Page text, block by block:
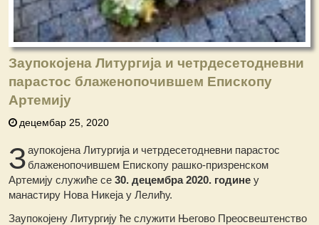
Заупокојена Литургија и четрдесетодневни
парастос блаженопочившем Епископу
Артемију
децембар 25, 2020
Заупокојена Литургија и четрдесетодневни парастос
блаженопочившем Епископу рашко-призренском
Артемију служиће се30. децембра 2020. године у
манастиру Нова Никеја у Лелићу.
Заупокојену Литургију ће служити Његово Преосвештенство